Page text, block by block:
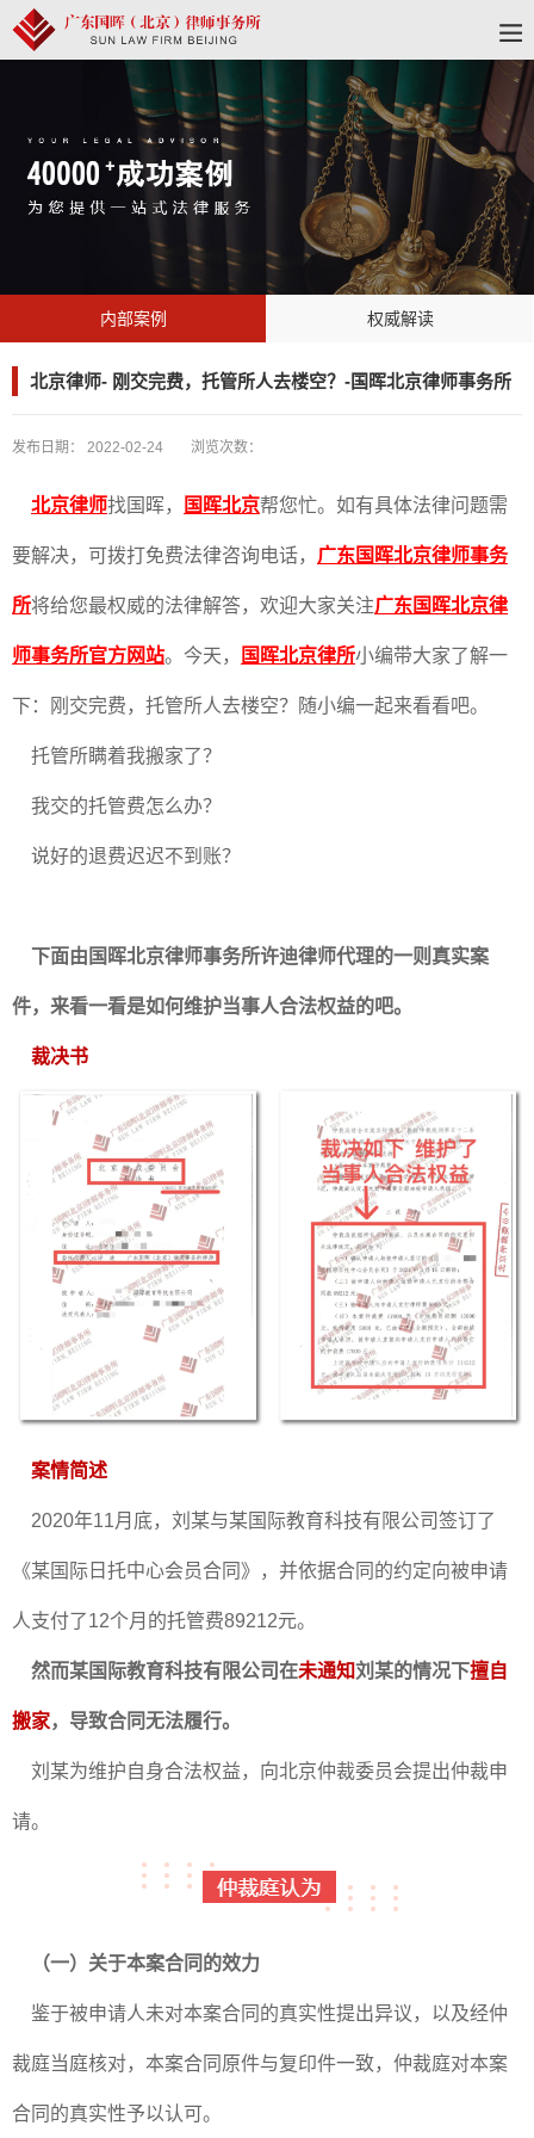
内部案例 权威解读
北京律师- 刚交完费，托管所人去楼空？-国晖北京律师事务所
发布日期： 2022-02-24 浏览次数：
北京律师找国晖， 国晖北京帮您忙。如有具体法律问题需
要解决，可拨打免费法律咨询电话， 广东国晖北京律师事务
所将给您最权威的法律解答，欢迎大家关注广东国晖北京律
师事务所官方网站。今天， 国晖北京律所小编带大家了解一
下：刚交完费，托管所人去楼空？随小编一起来看看吧。
托管所瞒着我搬家了？
我交的托管费怎么办？
说好的退费迟迟不到账？
下面由国晖北京律师事务所许迪律师代理的一则真实案
件，来看一看是如何维护当事人合法权益的吧。
裁决书
案情简述
2020年11月底，刘某与某国际教育科技有限公司签订了
《某国际日托中心会员合同》，并依据合同的约定向被申请
人支付了12个月的托管费89212元。
然而某国际教育科技有限公司在未通知刘某的情况下擅自
搬家，导致合同无法履行。
刘某为维护自身合法权益，向北京仲裁委员会提出仲裁申
请。
（一）关于本案合同的效力
鉴于被申请人未对本案合同的真实性提出异议，以及经仲
裁庭当庭核对，本案合同原件与复印件一致，仲裁庭对本案
合同的真实性予以认可。